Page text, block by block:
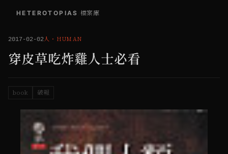
HETEROTOPIAS 檔案庫
2017-02-02人 ・ HUMAN
穿皮草吃炸雞人士必看
book 破報